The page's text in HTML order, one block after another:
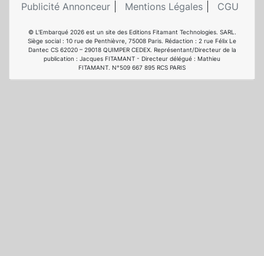
Publicité Annonceur
Mentions Légales CGU
© L'Embarqué 2026 est un site des Editions Fitamant Technologies. SARL.
Siège social : 10 rue de Penthièvre, 75008 Paris. Rédaction : 2 rue Félix Le
Dantec CS 62020 – 29018 QUIMPER CEDEX. Représentant/Directeur de la
publication : Jacques FITAMANT - Directeur délégué : Mathieu
FITAMANT. N°509 667 895 RCS PARIS